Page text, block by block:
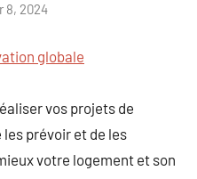
8, 2024
globale
vos projets de
prévoir et de les
votre logement et son